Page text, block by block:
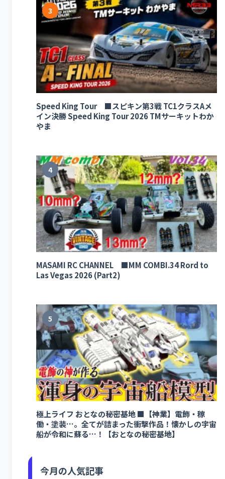
3
Speed King Tour ■スピキン第3戦 TC1クラスAメ
イン決勝 Speed King Tour 2026 TMサーキットわか
やま
4
MASAMI RC CHANNEL ■MM COMBI.34 Rord to
Las Vegas 2026 (Part2)
5
極上ライフ おとなの秘密基地 ■【神業】電飾・稼
働・塗装…。全てが詰まった衝撃作品！懐かしの宇宙
船が令和に蘇る…！【おとなの秘密基地】
今月の人気記事